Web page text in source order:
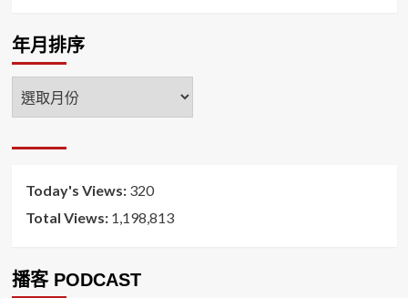
年月排序
年
月
序
Today's Views: 320
Total Views: 1,198,813
播客 PODCAST